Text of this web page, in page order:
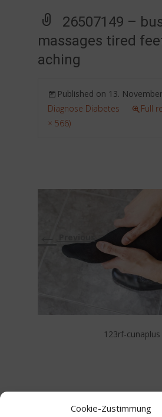
Cookie-Zustimmung
26507149 –
massages tired
aching
Published on 13.
Diagnose Diabetes
Full
× 566)
123rf-cunaplus